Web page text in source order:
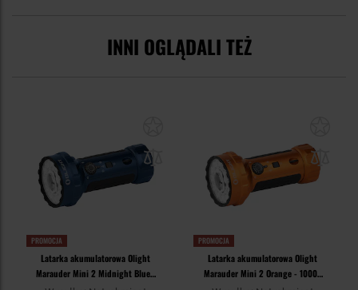
INNI OGLĄDALI TEŻ
PROMOCJA
Latarka akumulatorowa Olight
Marauder Mini 2 Midnight Blue -
PROMOCJA
Latarka akumulatorowa Olight
Marauder Mini 2 Orange - 10000